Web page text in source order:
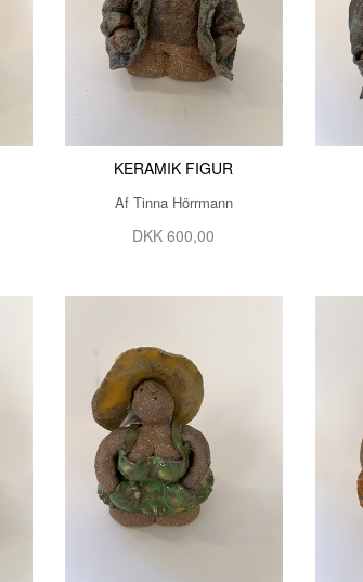
KERAMIK FIGUR
Af Tinna Hörrmann
DKK 600,00